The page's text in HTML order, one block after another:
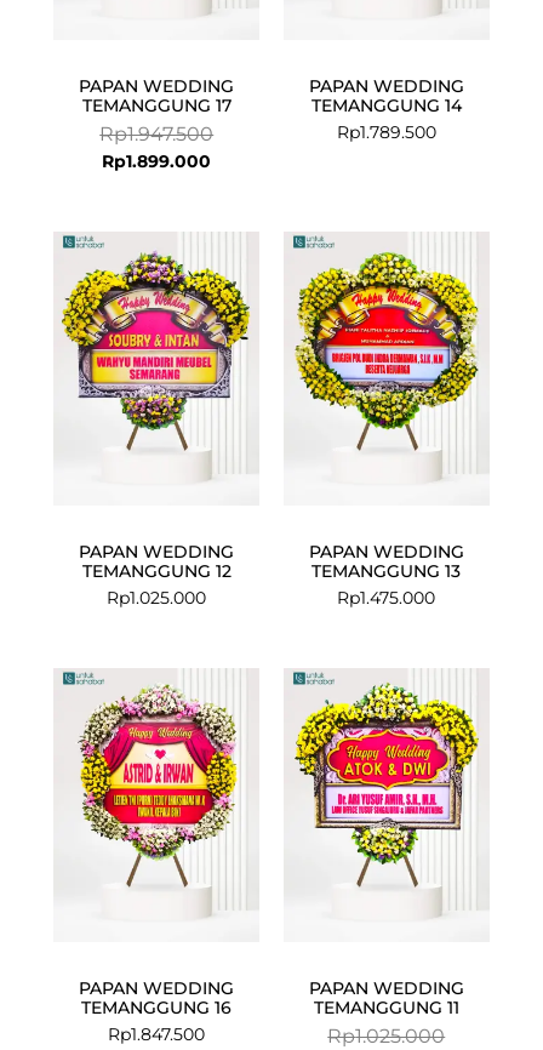
PAPAN WEDDING
TEMANGGUNG 17
Rp1.947.500
Rp1.899.000
PAPAN WEDDING
TEMANGGUNG 14
Rp1.789.500
PAPAN WEDDING
TEMANGGUNG 12
Rp1.025.000
PAPAN WEDDING
TEMANGGUNG 13
Rp1.475.000
PAPAN WEDDING
TEMANGGUNG 16
Rp1.847.500
PAPAN WEDDING
TEMANGGUNG 11
Rp1.025.000
price
was:
price
is:
Rp999.000.